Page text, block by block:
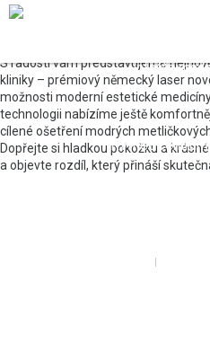
S radostí vám představujeme
kliniky – prémiový německý laser
možnosti moderní estetické
technologii nabízíme ještě
cílené ošetření modrých
Dopřejte si hladkou pokožku a
a objevte rozdíl, který přináší
RVmedCentrum